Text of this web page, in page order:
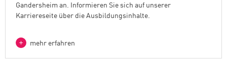
Gandersheim an. Informieren Sie sich auf unserer
Karriereseite über die Ausbildungsinhalte.
mehr erfahren